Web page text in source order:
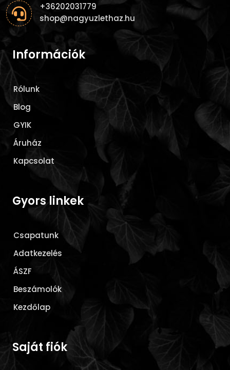

+36202031779
shop@nagyuzlethaz.hu
Információk
Rólunk
Blog
GYIK
Áruház
Kapcsolat
Gyors linkek
Csapatunk
Adatkezelés
ÁSZF
Beszámolók
Kezdőlap
Saját fiók